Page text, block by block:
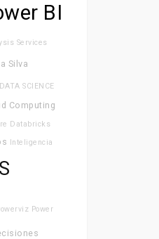
BI
Services
Silva
DATA SCIENCE
Computing
Databricks
Inteligencia
Power